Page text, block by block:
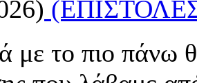
με το πιο πάνω